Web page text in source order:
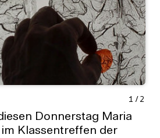
1 / 2
Donnerstag Maria
Klassentreffen der